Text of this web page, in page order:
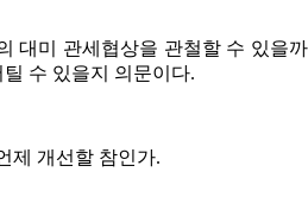
미 관세협상을 관철할 수 있을
수 있을지 의문이다.
제 개선할 참인가.